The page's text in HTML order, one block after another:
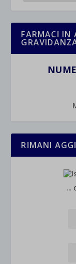
FARMACI IN
RIMANI
...